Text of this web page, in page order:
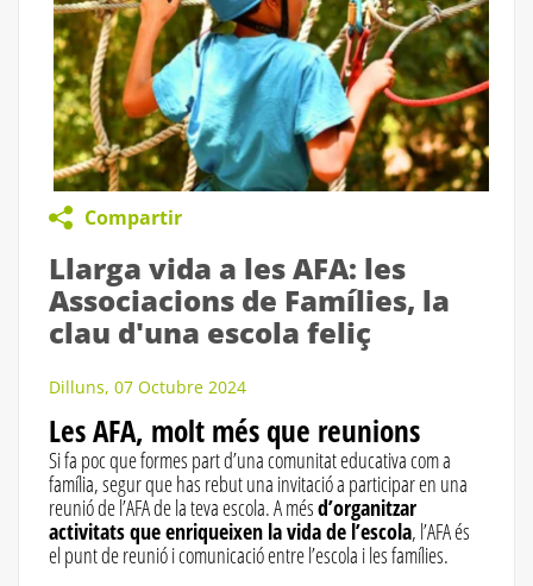
Compartir
Llarga vida a les AFA: les
Associacions de Famílies, la
clau d'una escola feliç
Dilluns, 07 Octubre 2024
Les AFA, molt més que reunions
Si fa poc que formes part d’una comunitat educativa com a
família, segur que has rebut una invitació a participar en una
reunió de l’AFA de la teva escola. A mésd’organitzar
activitats que enriqueixen la vida de l’escola, l’AFA és
el punt de reunió i comunicació entre l’escola i les famílies.